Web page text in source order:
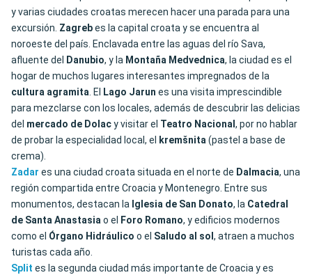
y varias ciudades croatas merecen hacer una parada para una
excursión. Zagrebes la capital croata y se encuentra al
noroeste del país. Enclavada entre las aguas del río Sava,
afluente del
Danubio, y la Montaña Medvednica, la ciudad es el
hogar de muchos lugares interesantes impregnados de la
cultura agramita. El Lago Jarun es una visita imprescindible
para mezclarse con los locales, además de descubrir las delicias
del mercado de Dolacy visitar el Teatro Nacional , por no hablar
de probar la especialidad local, el
kremšnita(pastel a base de
crema).
Zadar es una ciudad croata situada en el norte de Dalmacia, una
región compartida entre Croacia y Montenegro. Entre sus
monumentos, destacan la Iglesia de San Donato, la Catedral
de Santa Anastasiao el Foro Romano, y edificios modernos
como el Órgano Hidráulico o el Saludo al sol , atraen a muchos
turistas cada año.
Split es la segunda ciudad más importante de Croacia y es